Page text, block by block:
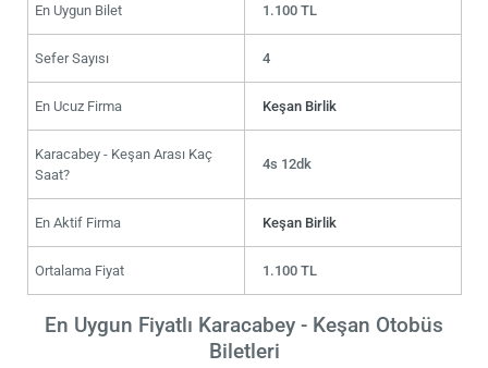
En Uygun Bilet 1.100 TL
Sefer Sayısı 4
En Ucuz Firma Keşan Birlik
Karacabey - Keşan Arası Kaç
Saat?
4s 12dk
En Aktif Firma Keşan Birlik
Ortalama Fiyat 1.100 TL
En Uygun Fiyatlı Karacabey - Keşan Otobüs
Biletleri